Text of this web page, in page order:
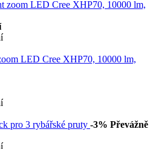
LED Cree XHP70, 10000 lm,
-3% Převážně